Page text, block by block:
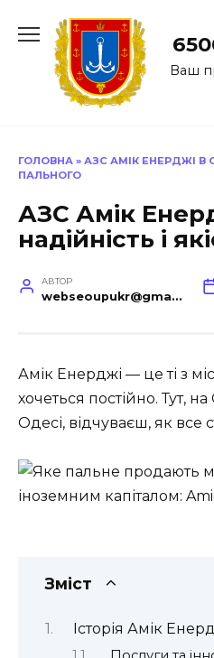
до
Ваш
ГОЛОВНА » АЗС АМІК ЕНЕРДЖІ В
ПАЛЬНОГО
АЗС Амік
надійність і
АВТОР
webseoupukr@gmail.com
Амік Енерджі — це ті з
хочеться постійно. Тут, на
Одесі, відчуваєш, як
Зміст
Історія Амік